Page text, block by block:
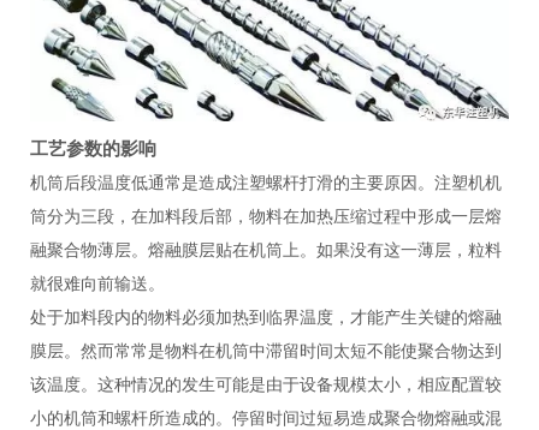
工艺参数的影响
机筒后段温度低通常是造成注塑螺杆打滑的主要原因。注塑机机
筒分为三段，在加料段后部，物料在加热压缩过程中形成一层熔
融聚合物薄层。熔融膜层贴在机筒上。如果没有这一薄层，粒料
就很难向前输送。
处于加料段内的物料必须加热到临界温度，才能产生关键的熔融
膜层。然而常常是物料在机筒中滞留时间太短不能使聚合物达到
该温度。这种情况的发生可能是由于设备规模太小，相应配置较
小的机筒和螺杆所造成的。停留时间过短易造成聚合物熔融或混